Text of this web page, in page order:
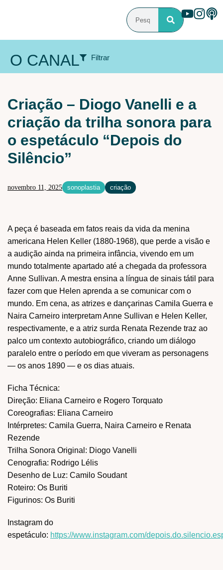
O CANAL Filtrar
Audiovisual Cenografia
Iluminação
Iluminação Arquitetural
Maquiagem e caracterização
Sonoplastia
Criação Debate Especial
Férias
Criação – Diogo Vanelli e a
criação da trilha sonora para
o espetáculo “Depois do
Silêncio”
novembro 11, 2025 sonoplastia criação
A peça é baseada em fatos reais da vida da menina
americana Helen Keller (1880-1968), que perde a visão e
a audição ainda na primeira infância, vivendo em um
mundo totalmente apartado até a chegada da professora
Anne Sullivan. A mestra ensina a língua de sinais tátil para
fazer com que Helen aprenda a se comunicar com o
mundo. Em cena, as atrizes e dançarinas Camila Guerra e
Naira Carneiro interpretam Anne Sullivan e Helen Keller,
respectivamente, e a atriz surda Renata Rezende traz ao
palco um contexto autobiográfico, criando um diálogo
paralelo entre o período em que viveram as personagens
— os anos 1890 — e os dias atuais.
Ficha Técnica:
Direção: Eliana Carneiro e Rogero Torquato
Coreografias: Eliana Carneiro
Intérpretes: Camila Guerra, Naira Carneiro e Renata
Rezende
Trilha Sonora Original: Diogo Vanelli
Cenografia: Rodrigo Lélis
Desenho de Luz: Camilo Soudant
Roteiro: Os Buriti
Figurinos: Os Buriti
Instagram do
espetáculo: https://www.instagram.com/